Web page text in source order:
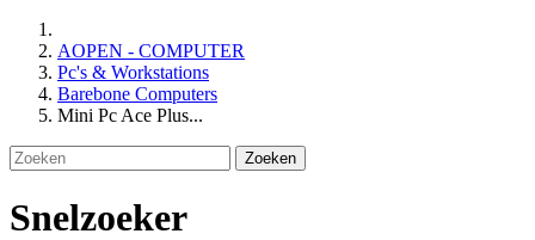
AOPEN - COMPUTER
Pc's & Workstations
Barebone Computers
Mini Pc Ace Plus...
Zoeken
Snelzoeker